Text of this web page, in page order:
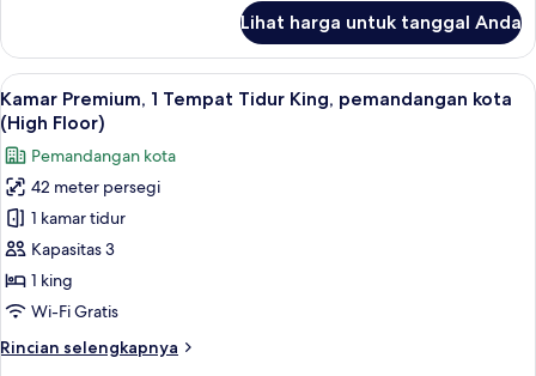
Lounge
Kamar
Klasik,
1
Tempat
Tidur
King,
Akses
Club
Lounge
Lihat harga untuk tanggal Anda
Lihat
semua
foto
untuk
Kamar
Premium,
1
Tempat
Tidur
pemandangan
Kamar Premium, 1 Tempat Tidur
19
Kamar Premium, 1 Tempat Tidur King, pemandangan kota
(High Floor)
Pemandangan kota
42 meter persegi
1 kamar tidur
Kapasitas 3
1 king
Wi-Fi Gratis
Rincian selengkapnya
Rincian